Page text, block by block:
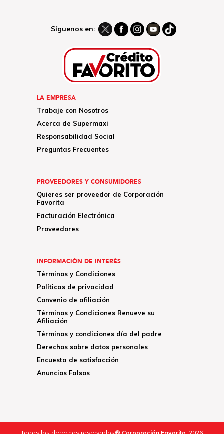
Síguenos en:
LA EMPRESA
Trabaje con Nosotros
Acerca de Supermaxi
Responsabilidad Social
Preguntas Frecuentes
PROVEEDORES Y CONSUMIDORES
Quieres ser proveedor de Corporación
Favorita
Facturación Electrónica
Proveedores
INFORMACIÓN DE INTERÉS
Términos y Condiciones
Políticas de privacidad
Convenio de afiliación
Términos y Condiciones Renueve su
Afiliación
Términos y condiciones día del padre
Derechos sobre datos personales
Encuesta de satisfacción
Anuncios Falsos